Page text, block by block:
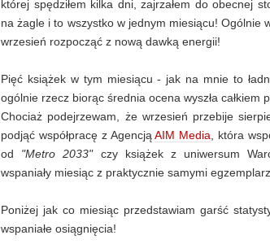
której spędziłem kilka dni, zajrzałem do obecnej
na żagle i to wszystko w jednym miesiącu! Ogólnie
wrzesień rozpocząć z nową dawką energii!
Pięć książek w tym miesiącu - jak na mnie to
ogólnie rzecz biorąc średnia ocena wyszła całkiem
Chociaż podejrzewam, że wrzesień przebije
podjąć współpracę z AgencjąAIM Media , która
od "Metro 2033"czy książek z uniwersum
wspaniały miesiąc z praktycznie samymi
Poniżej jak co miesiąc przedstawiam garść
wspaniałe osiągnięcia!